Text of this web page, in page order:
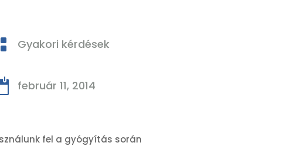
Gyakori kérdések
február 11, 2014
fel a gyógyítás során